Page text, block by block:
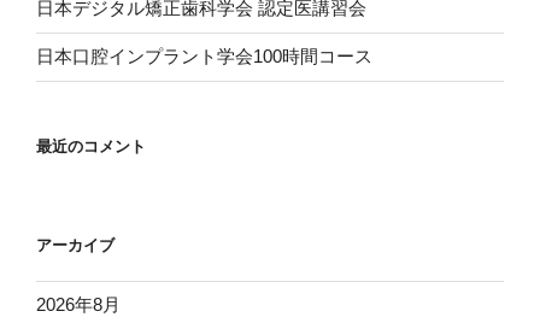
日本デジタル矯正歯科学会 認定医講習会
日本口腔インプラント学会100時間コース
最近のコメント
アーカイブ
2026年8月